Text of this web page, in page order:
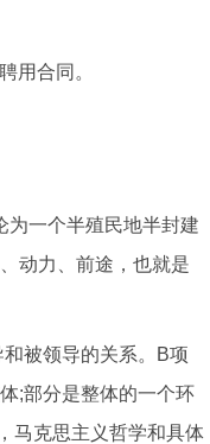
用合同。
一个半殖民地半封建
动力、前途，也就是
被领导的关系。B项
;部分是整体的一个环
马克思主义哲学和具体